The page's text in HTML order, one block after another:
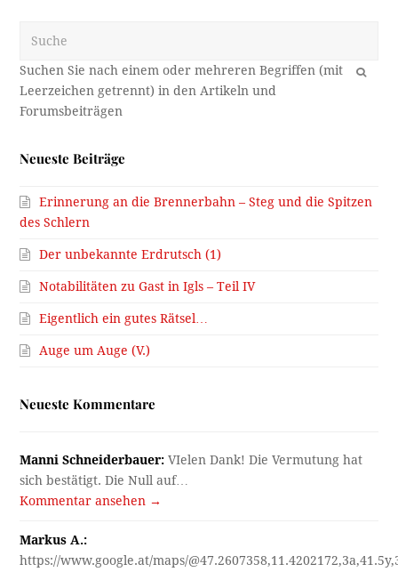
OK
Neueste Beiträge
Erinnerung an die Brennerbahn – Steg und die Spitzen
des Schlern
Der unbekannte Erdrutsch (1)
Notabilitäten zu Gast in Igls – Teil IV
Eigentlich ein gutes Rätsel…
Auge um Auge (V.)
Neueste Kommentare
Manni Schneiderbauer: VIelen Dank! Die Vermutung hat
sich bestätigt. Die Null auf…
Kommentar ansehen →
Markus A.:
https://www.google.at/maps/